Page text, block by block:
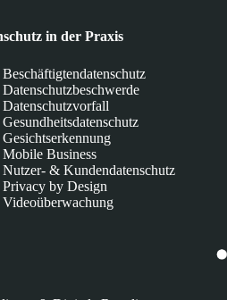
in der Praxis
Beschäftigtendatenschutz
Datenschutzbeschwerde
Datenschutzvorfall
Gesundheitsdatenschutz
Gesichtserkennung
Mobile Business
Nutzer- & Kundendatenschutz
Privacy by Design
Videoüberwachung